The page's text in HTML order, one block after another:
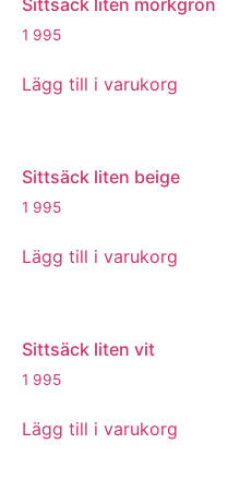
Sittsäck liten mörkgrön
1 995
Lägg till i varukorg
Sittsäck liten beige
1 995
Lägg till i varukorg
Sittsäck liten vit
1 995
Lägg till i varukorg